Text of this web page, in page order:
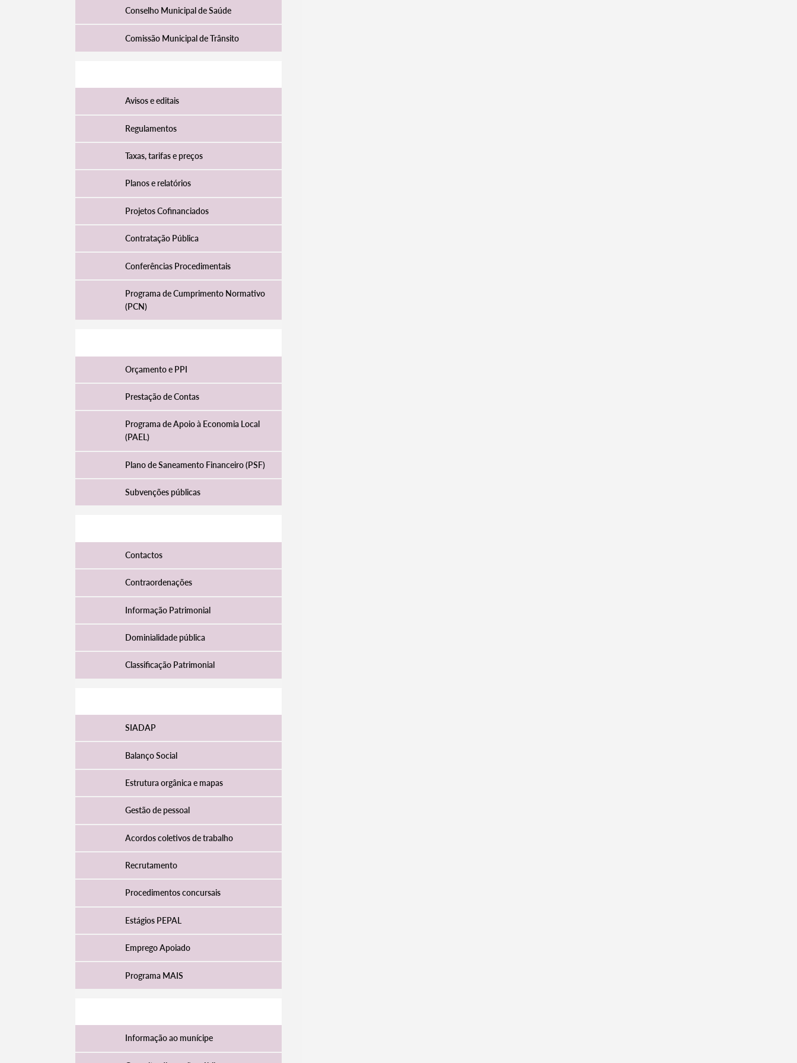
Termo de Pesquisa
Categorias gerais
Filtros
Conselho Municipal de Saúde
Comissão Municipal de Trânsito
Avisos e editais
Regulamentos
Taxas, tarifas e preços
Planos e relatórios
Projetos Cofinanciados
Contratação Pública
Conferências Procedimentais
Programa de Cumprimento Normativo
(PCN)
Orçamento e PPI
Prestação de Contas
Programa de Apoio à Economia Local
(PAEL)
Plano de Saneamento Financeiro (PSF)
Subvenções públicas
Contactos
Contraordenações
Informação Patrimonial
Dominialidade pública
Classificação Patrimonial
SIADAP
Balanço Social
Estrutura orgânica e mapas
Gestão de pessoal
Acordos coletivos de trabalho
Recrutamento
Procedimentos concursais
Estágios PEPAL
Emprego Apoiado
Programa MAIS
Informação ao munícipe